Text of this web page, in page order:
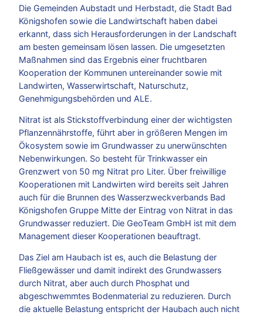
Die Gemeinden Aubstadt und Herbstadt, die Stadt Bad
Königshofen sowie die Landwirtschaft haben dabei
erkannt, dass sich Herausforderungen in der Landschaft
am besten gemeinsam lösen lassen. Die umgesetzten
Maßnahmen sind das Ergebnis einer fruchtbaren
Kooperation der Kommunen untereinander sowie mit
Landwirten, Wasserwirtschaft, Naturschutz,
Genehmigungsbehörden und ALE.
Nitrat ist als Stickstoffverbindung einer der wichtigsten
Pflanzennährstoffe, führt aber in größeren Mengen im
Ökosystem sowie im Grundwasser zu unerwünschten
Nebenwirkungen. So besteht für Trinkwasser ein
Grenzwert von 50 mg Nitrat pro Liter. Über freiwillige
Kooperationen mit Landwirten wird bereits seit Jahren
auch für die Brunnen des Wasserzweckverbands Bad
Königshofen Gruppe Mitte der Eintrag von Nitrat in das
Grundwasser reduziert. Die GeoTeam GmbH ist mit dem
Management dieser Kooperationen beauftragt.
Das Ziel am Haubach ist es, auch die Belastung der
Fließgewässer und damit indirekt des Grundwassers
durch Nitrat, aber auch durch Phosphat und
abgeschwemmtes Bodenmaterial zu reduzieren. Durch
die aktuelle Belastung entspricht der Haubach auch nicht